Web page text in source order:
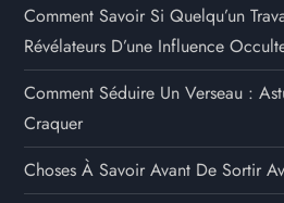
Comment Savoir Si Quelqu’un
Révélateurs D’une Influence
Comment Séduire Un Verseau :
Craquer
Choses À Savoir Avant De Sortir